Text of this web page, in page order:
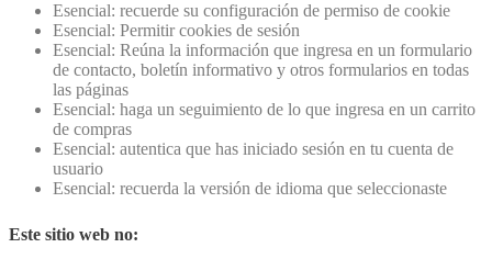
Esencial: recuerde su configuración de permiso de cookie
Esencial: Permitir cookies de sesión
Esencial: Reúna la información que ingresa en un formulario
de contacto, boletín informativo y otros formularios en todas
las páginas
Esencial: haga un seguimiento de lo que ingresa en un carrito
de compras
Esencial: autentica que has iniciado sesión en tu cuenta de
usuario
Esencial: recuerda la versión de idioma que seleccionaste
Este sitio web no: